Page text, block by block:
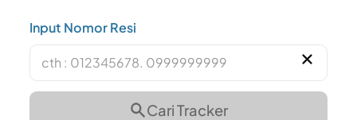
Input Nomor Resi
Cari Tracker